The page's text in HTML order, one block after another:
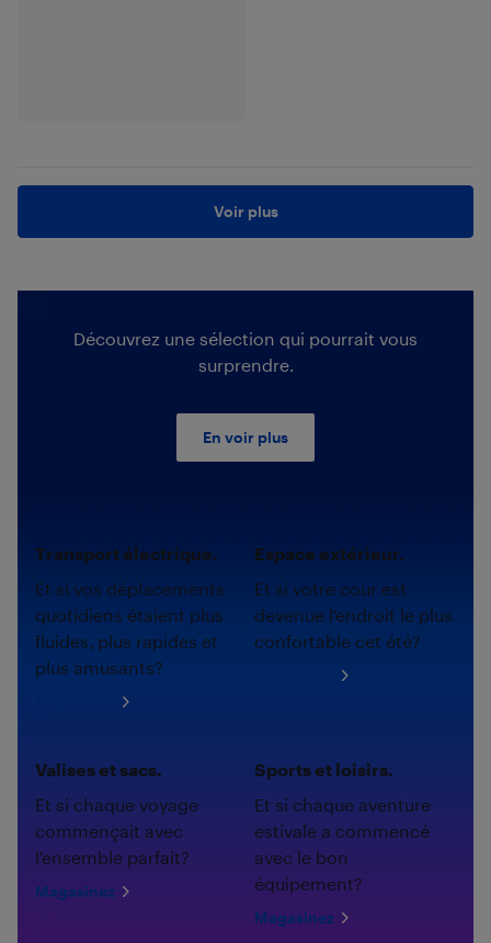
Voir plus
Découvrez une sélection qui pourrait vous
surprendre.
En voir plus
Transport électrique.
Et si vos déplacements
quotidiens étaient plus
fluides, plus rapides et
plus amusants?
Espace extérieur.
Et si votre cour est
devenue l'endroit le plus
confortable cet été?
Valises et sacs.
Et si chaque voyage
commençait avec
l'ensemble parfait?
Magasinez
Sports et loisirs.
Et si chaque aventure
estivale a commencé
avec le bon
équipement?
Magasinez